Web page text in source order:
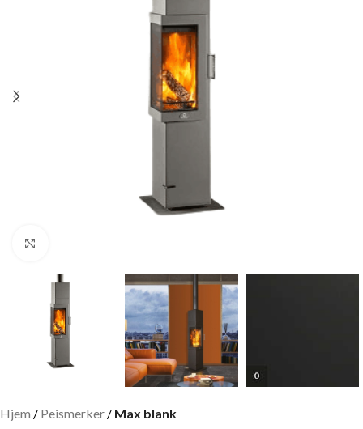
Hjem Peismerker Max blank